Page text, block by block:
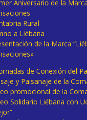
Aniversario de la
Rural
a Liébana
de la Marca
de Conexión del
y Paisanaje de la
promocional de la
Solidario Liébana con